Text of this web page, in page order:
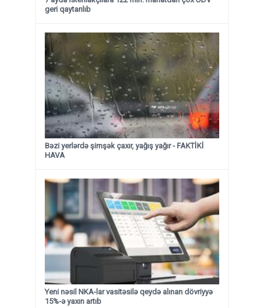
geri qaytarılıb
Bəzi yerlərdə şimşək çaxır, yağış yağır - FAKTİKİ
HAVA
Yeni nəsil NKA-lar vasitəsilə qeydə alınan dövriyyə
15%-ə yaxın artıb